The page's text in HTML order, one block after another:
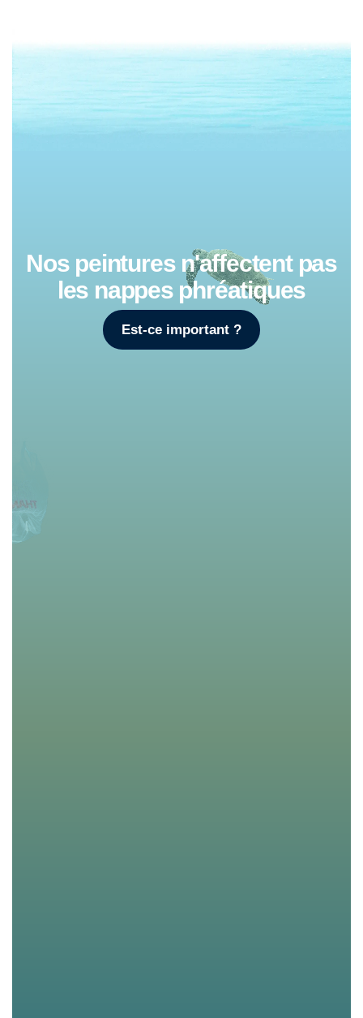
Nos peintures n'affectent pas
les nappes phréatiques
Est-ce important ?